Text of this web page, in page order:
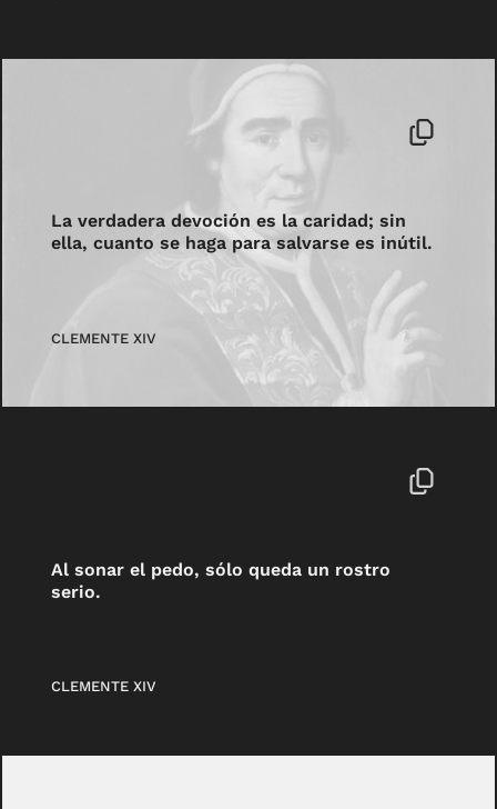
La verdadera devoción es la caridad; sin
ella, cuanto se haga para salvarse es inútil.
CLEMENTE XIV
Al sonar el pedo, sólo queda un rostro
serio.
CLEMENTE XIV